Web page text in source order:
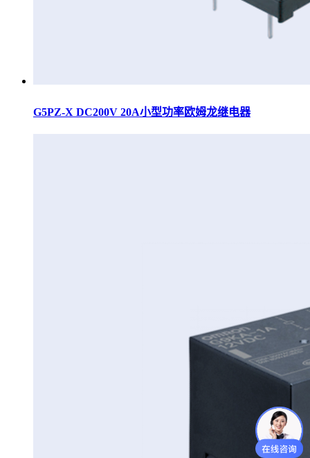
G5PZ-X DC200V 20A小型功率欧姆龙继电器